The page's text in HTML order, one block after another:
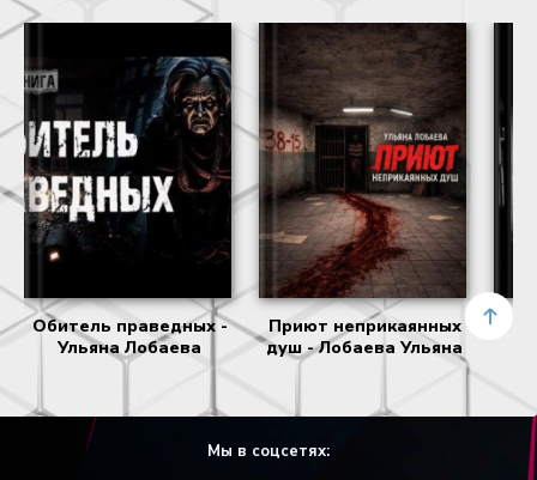
Обитель праведных -
Ульяна Лобаева
Приют неприкаянных
душ - Лобаева Ульяна
Мы в соцсетях: